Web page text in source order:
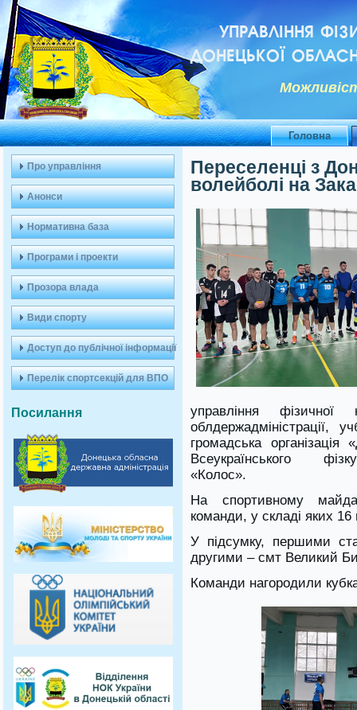
УПРАВЛІННЯ
ДОНЕЦЬКОЇ
Головна
Про управління
Анонси
Нормативна база
Програми і проекти
Прозора влада
Види спорту
Доступ до публічної інформації
Перелік спортсекцій для ВПО
Посилання
Переселенці з
волейболі на
управління
облдержадміністрації,
громадська організація
Всеукраїнського
«Колос».
На спортивному
команди, у складі яких 16
У підсумку, першими
другими – смт Великий
Команди нагородили